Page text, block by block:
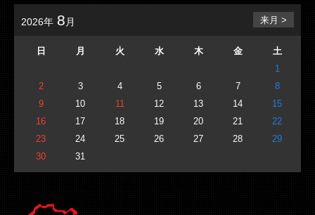
2026年 8 月 来月 >
日 月 火 水 木 金
土
1
2
3 4 5 6 7
8
9
10 11 12 13 14
15
16
17 18 19 20 21
22
23
24 25 26 27 28
29
30
31